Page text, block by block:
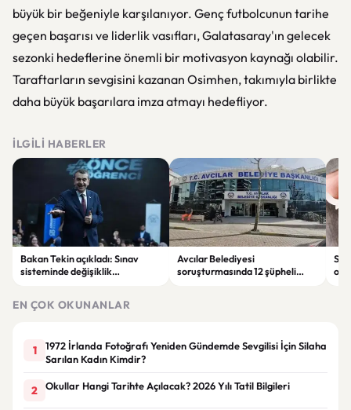
büyük bir beğeniyle karşılanıyor. Genç futbolcunun tarihe
geçen başarısı ve liderlik vasıfları, Galatasaray'ın gelecek
sezonki hedeflerine önemli bir motivasyon kaynağı olabilir.
Taraftarların sevgisini kazanan Osimhen, takımıyla birlikte
daha büyük başarılara imza atmayı hedefliyor.
İLGILI HABERLER
Bakan Tekin açıkladı: Sınav
sisteminde değişiklik
Avcılar Belediyesi
soruşturmasında 12 şüpheli
EN ÇOK OKUNANLAR
1
1972 İrlanda Fotoğrafı Yeniden Gündemde Sevgilisi İçin Silaha
Sarılan Kadın Kimdir?
2 Okullar Hangi Tarihte Açılacak? 2026 Yılı Tatil Bilgileri